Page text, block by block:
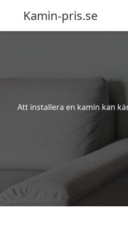
Kamin-pris.se
Att installera en kamin kan